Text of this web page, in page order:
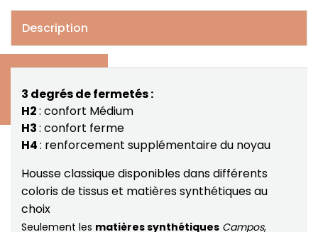
Description
3 degrés de fermetés :
H2: confort Médium
H3: confort ferme
H4: renforcement supplémentaire du noyau
Housse classique disponibles dans différents
coloris de tissus et matières synthétiques au
choix
Seulement les matières synthétiques Campos,